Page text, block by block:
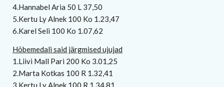
4.Hannabel Aria 50 L 37,50
5.Kertu Ly Alnek 100 Ko 1.23,47
6.Karel Seli 100 Ko 1.07,62
Hõbemedali said järgmised ujujad
1.Liivi Mall Pari 200 Ko 3.01,25
2.Marta Kotkas 100 R 1.32,41
3.Kertu Ly Alnek 100 R 1.34,81